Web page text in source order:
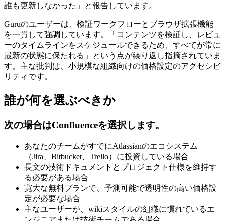
誰も更新しなかった」と報告しています。
Guruのユーザーは、検証ワークフローとブラウザ拡張機能
を一貫して強調しています。「コンテンツを検証し、レビュ
ーのタイムラインをスケジュールできるため、すべてが常に
最新の状態に保たれる」という点が繰り返し指摘されていま
す。主な批判は、小規模な組織向けの価格設定のアクセシビ
リティです。
誰が何を選ぶべきか
次の場合はConfluenceを選択します。
あなたのチームがすでにAtlassianのエコシステム
（Jira、Bitbucket、Trello）に投資している場合
長文の技術ドキュメントとプロジェクト仕様を維持す
る必要がある場合
寛大な無料プランで、予測可能で透明性の高い価格設
定が必要な場合
主なユーザーが、wikiスタイルの組織に慣れているエ